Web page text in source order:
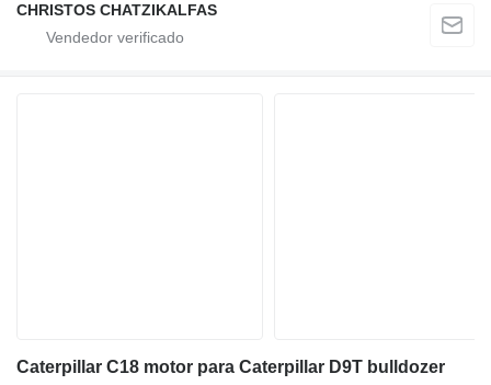
CHRISTOS CHATZIKALFAS
Caterpillar C18 motor para Caterpillar D9T bulldozer